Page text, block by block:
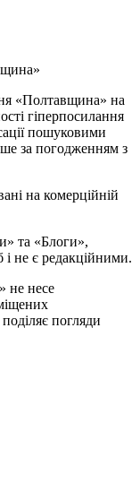
«Полтавщина» на
гіперпосилання
пошуковими
за погодженням з
на комерційній
та «Блоги»,
і не є редакційними.
не несе
погляди